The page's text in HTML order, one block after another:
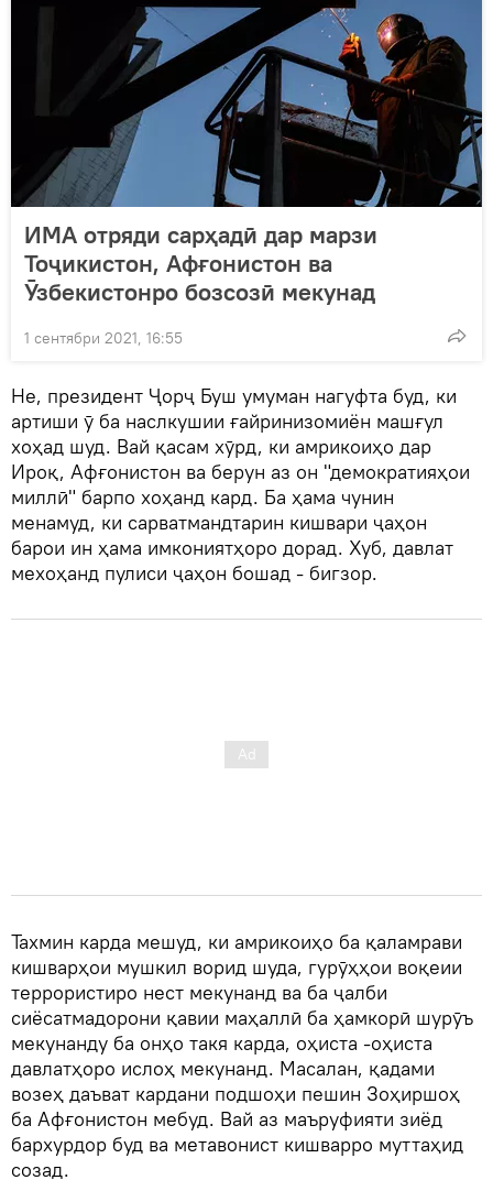
ИМА отряди сарҳадӣ дар марзи
Тоҷикистон, Афғонистон ва
Ӯзбекистонро бозсозӣ мекунад
1 сентябри 2021, 16:55
Не, президент Ҷорҷ Буш умуман нагуфта буд, ки
артиши ӯ ба наслкушии ғайринизомиён машғул
хоҳад шуд. Вай қасам хӯрд, ки амрикоиҳо дар
Ироқ, Афғонистон ва берун аз он "демократияҳои
миллӣ" барпо хоҳанд кард. Ба ҳама чунин
менамуд, ки сарватмандтарин кишвари ҷаҳон
барои ин ҳама имкониятҳоро дорад. Хуб, давлат
мехоҳанд пулиси ҷаҳон бошад - бигзор.
Тахмин карда мешуд, ки амрикоиҳо ба қаламрави
кишварҳои мушкил ворид шуда, гурӯҳҳои воқеии
террористиро нест мекунанд ва ба ҷалби
сиёсатмадорони қавии маҳаллӣ ба ҳамкорӣ шурӯъ
мекунанду ба онҳо такя карда, оҳиста -оҳиста
давлатҳоро ислоҳ мекунанд. Масалан, қадами
возеҳ даъват кардани подшоҳи пешин Зоҳиршоҳ
ба Афғонистон мебуд. Вай аз маъруфияти зиёд
бархурдор буд ва метавонист кишварро муттаҳид
созад.